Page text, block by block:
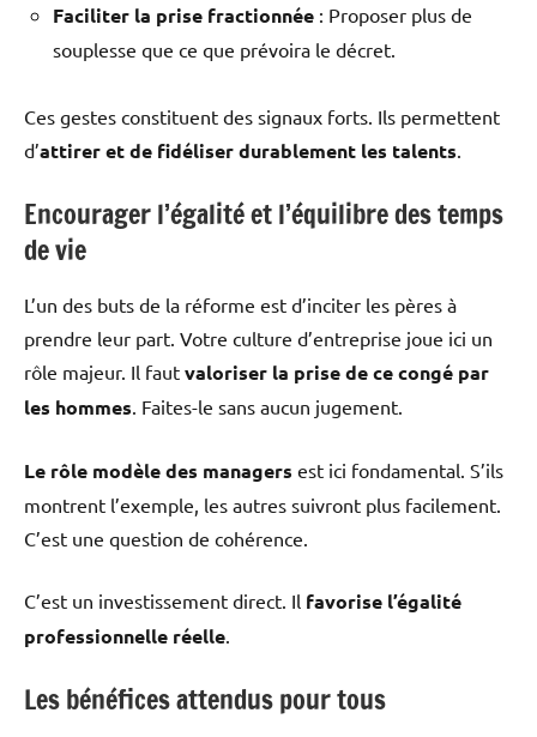
Faciliter la prise fractionnée : Proposer plus de
souplesse que ce que prévoira le décret.
Ces gestes constituent des signaux forts. Ils permettent
d’attirer et de fidéliser durablement les talents
Encourager l’égalité et l’équilibre des temps
de vie
L’un des buts de la réforme est d’inciter les pères à
prendre leur part. Votre culture d’entreprise joue ici un
rôle majeur. Il faut valoriser la prise de ce congé par
les hommes. Faites-le sans aucun jugement.
Le rôle modèle des managers est ici fondamental. S’ils
montrent l’exemple, les autres suivront plus facilement.
C’est une question de cohérence.
C’est un investissement direct. Il favorise l’égalité
professionnelle réelle.
Les bénéfices attendus pour tous